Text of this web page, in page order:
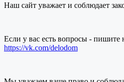
Наш сайт уважает и соблюдает
Если у вас есть вопросы - пишите
https://vk.com/delodom